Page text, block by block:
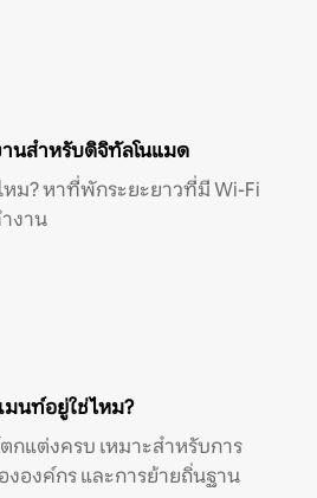
นสำหรับดิจิทัลโนแมด
ม? หาที่พักระยะยาวที่มี Wi-Fi
งาน
มนท์อยู่ใช่ไหม?
แต่งครบ เหมาะสำหรับการ
องค์กร และการย้ายถิ่นฐาน